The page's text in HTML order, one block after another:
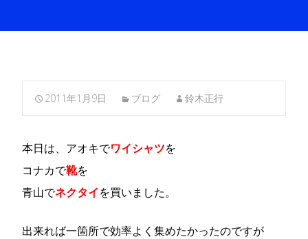
2011年1月9日 ブログ 鈴木正行
本日は、アオキでワイシャツを
コナカで靴を
青山でネクタイを買いました。
出来れば一箇所で効率よく集めたかったのですが